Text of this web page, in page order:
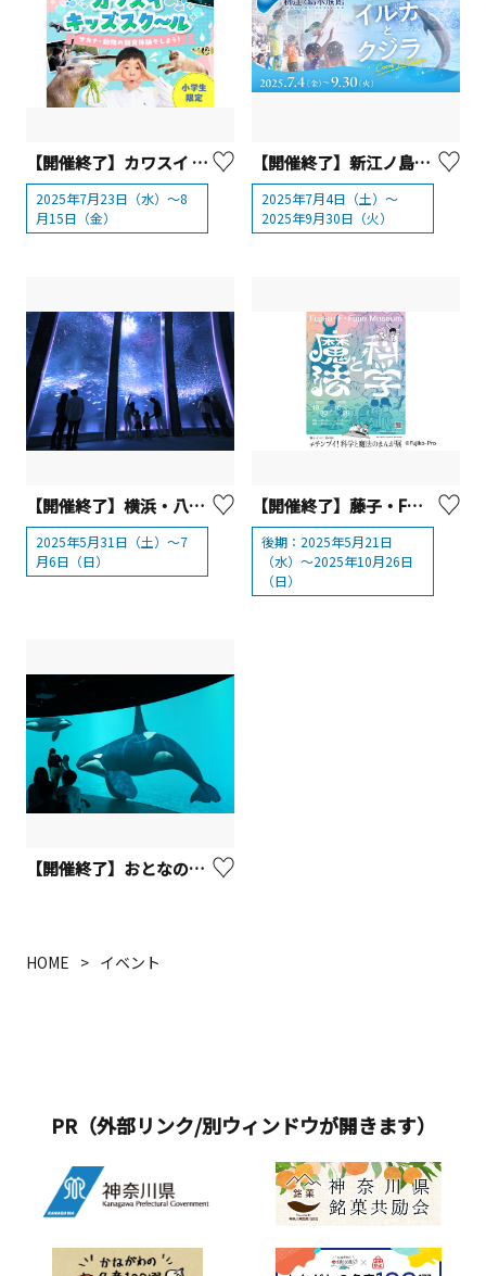
【開催終了】カワスイ アクア＆アニマルスクール 小学生限定 夏休み「体験学習型キッズスクール」
2025年7月23日（水）～8
月15日（金）
【開催終了】新江ノ島水族館 えのすい特別企画展「イルカとクジラ Coool Dolphin」
2025年7月4日（土）～
2025年9月30日（火）
【開催終了】横浜・八景島シーパラダイス「スーパーイワシイリュージョン」
2025年5月31日（土）～7
月6日（日）
【開催終了】藤子・F・不二雄が描く チチンプイ！科学と魔法のまんが展【川崎市】
後期：2025年5月21日
（水）〜2025年10月26日
（日）
【開催終了】おとなのお子様ランチとカワスイ特別体験＆工場夜景ドライブ（日帰りバスツアー）
HOME イベント
PR（外部リンク/別ウィンドウが開きます）